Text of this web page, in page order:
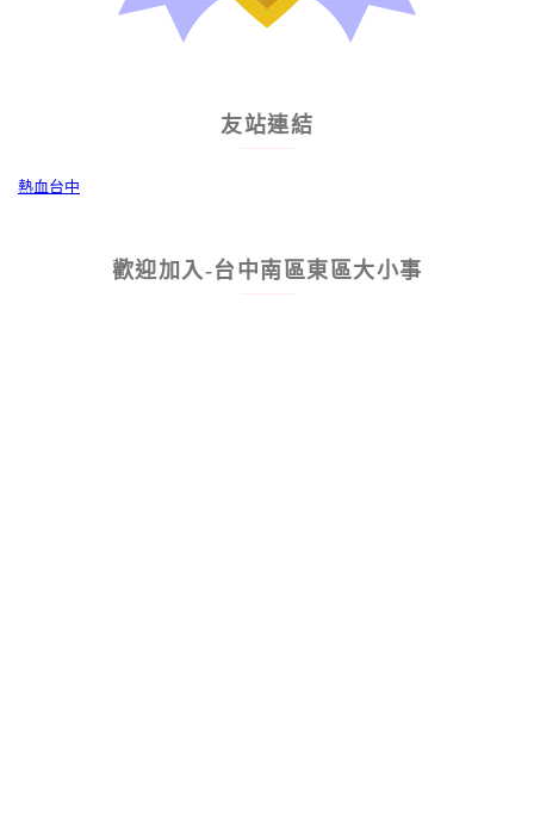
友站連結
熱血台中
歡迎加入-台中南區東區大小事